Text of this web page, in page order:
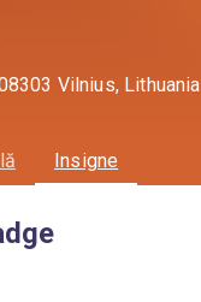
Vilnius, Lithuania
Insigne